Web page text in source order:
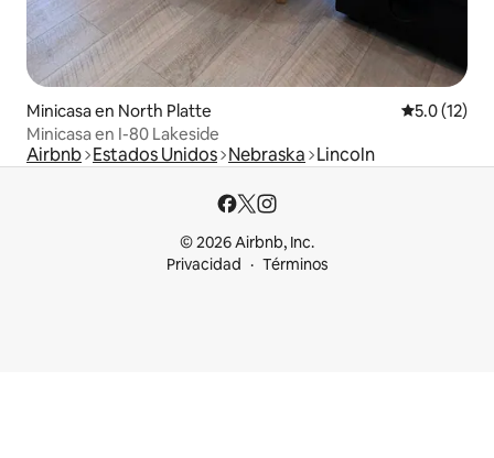
Minicasa en North Platte Calificación
5.0 (12)
Minicasa en I-80 Lakeside
Airbnb Estados Unidos Nebraska Lincoln
© 2026 Airbnb, Inc.
Privacidad
Términos